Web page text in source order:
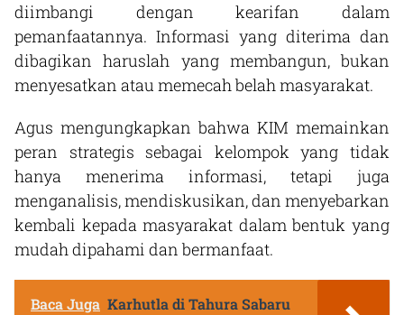
diimbangi dengan kearifan dalam
pemanfaatannya. Informasi yang diterima dan
dibagikan haruslah yang membangun, bukan
menyesatkan atau memecah belah masyarakat.
Agus mengungkapkan bahwa KIM memainkan
peran strategis sebagai kelompok yang tidak
hanya menerima informasi, tetapi juga
menganalisis, mendiskusikan, dan menyebarkan
kembali kepada masyarakat dalam bentuk yang
mudah dipahami dan bermanfaat.
Baca Juga Karhutla di Tahura Sabaru